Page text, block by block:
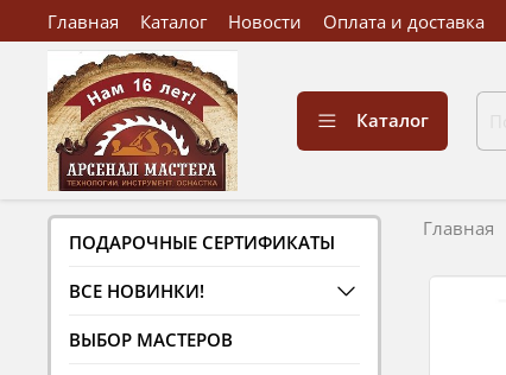
Главная Каталог Новости Оплата и доставка
Каталог
Главная
ПОДАРОЧНЫЕ СЕРТИФИКАТЫ
ВСЕ НОВИНКИ!
ВЫБОР МАСТЕРОВ